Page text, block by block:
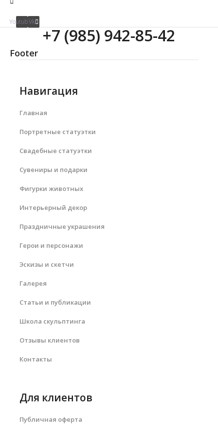
YoutubeVk
+7 (985) 942-85-42
Footer
Навигация
Главная
Портретные статуэтки
Свадебные статуэтки
Сувениры и подарки
Фигурки животных
Интерьерный декор
Праздничные украшения
Герои и персонажи
Эскизы и скетчи
Галерея
Статьи и публикации
Школа скульптинга
Отзывы клиентов
Контакты
Для клиентов
Публичная оферта